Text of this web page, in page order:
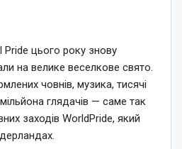
цього року знову
на велике веселкове свято.
човнів, музика, тисячі
глядачів — саме так
заходів WorldPride, який